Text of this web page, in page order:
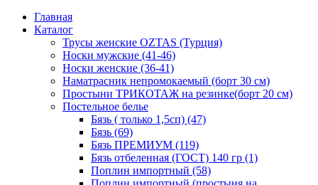
Главная
Каталог
Трусы женские OZTAS (Турция)
Носки мужские (41-46)
Носки женские (36-41)
Наматрасник непромокаемый (борт 30 см)
Простыни ТРИКОТАЖ на резинке(борт 20 см)
Постельное белье
Бязь ( только 1,5сп) (47)
Бязь (69)
Бязь ПРЕМИУМ (119)
Бязь отбеленная (ГОСТ) 140 гр (1)
Поплин импортный (58)